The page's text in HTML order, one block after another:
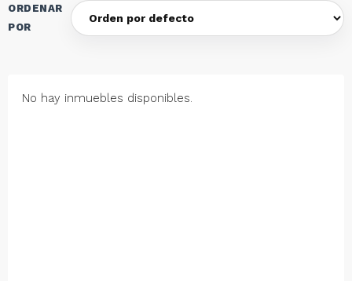
ORDENAR
POR
No hay inmuebles disponibles.